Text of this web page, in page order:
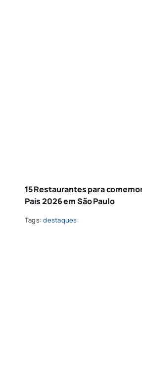
15 Restaurantes para
Pais 2026 em São Paulo
Tags:destaques